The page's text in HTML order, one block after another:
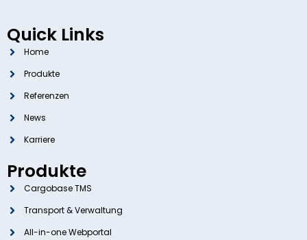
Quick Links
Home
Produkte
Referenzen
News
Karriere
Produkte
Cargobase TMS
Transport & Verwaltung
All-in-one Webportal